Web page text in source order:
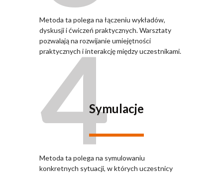
Metoda ta polega na łączeniu wykładów,
dyskusji i ćwiczeń praktycznych. Warsztaty
pozwalają na rozwijanie umiejętności
praktycznych i interakcję między uczestnikami.
4Symulacje
Metoda ta polega na symulowaniu
konkretnych sytuacji, w których uczestnicy